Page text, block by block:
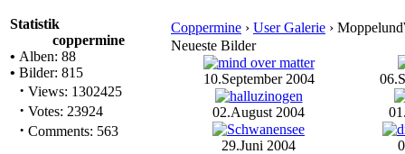
Statistik
coppermine
• Alben: 88
• Bilder: 815
· Views: 1302425
· Votes: 23924
· Comments: 563
Coppermine › User Galerie ›
Neueste Bilder
10.September 2004
02.August 2004
29.Juni 2004